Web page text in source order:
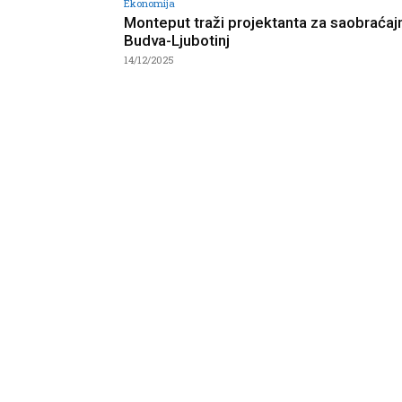
Ekonomija
Monteput traži projektanta za
Budva-Ljubotinj
14/12/2025